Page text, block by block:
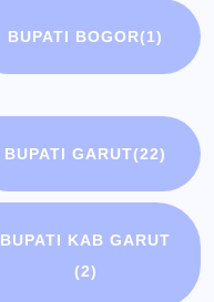
BUPATI BOGOR(1)
BUPATI GARUT(22)
BUPATI KAB GARUT
(2)